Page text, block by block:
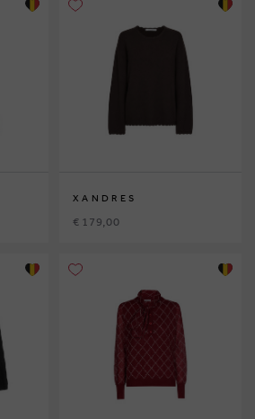
XANDRES
€ 179,00